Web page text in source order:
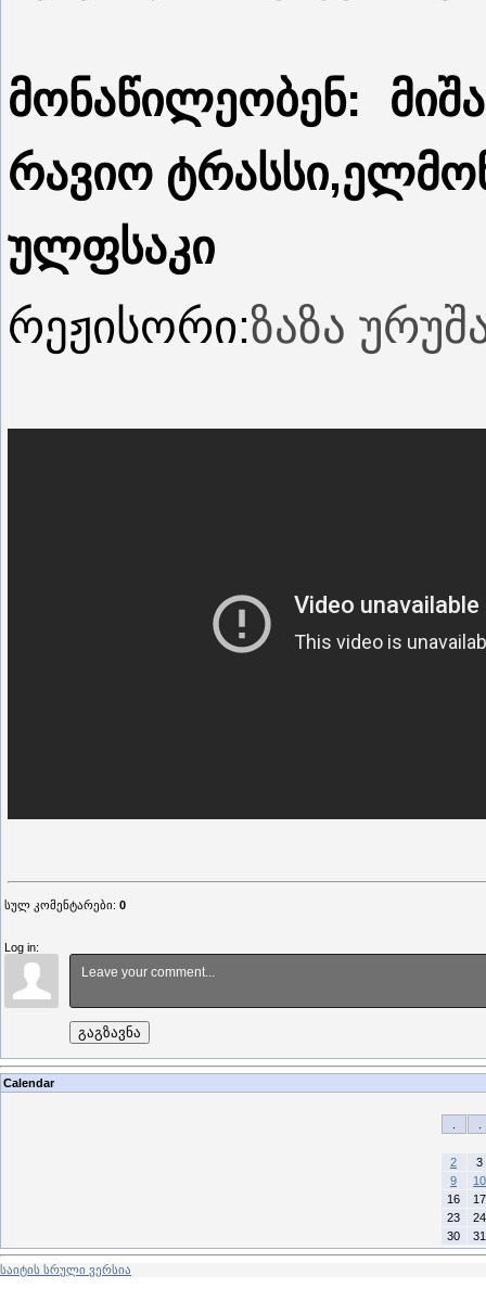
მონაწილეობენ:
რავიო
ულფსაკი
რეჟისორი:ზაზა
სულ კომენტარები: 0
Log in:
გაგზავნა
Calendar
2
3
9
10
16
17
23
24
30
31
საიტის სრული ვერსია